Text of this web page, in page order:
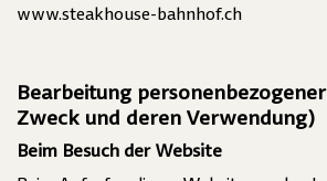
www.steakhouse-bahnhof.ch
Bearbeitung
Zweck und deren Verwendung)
Beim Besuch der Website